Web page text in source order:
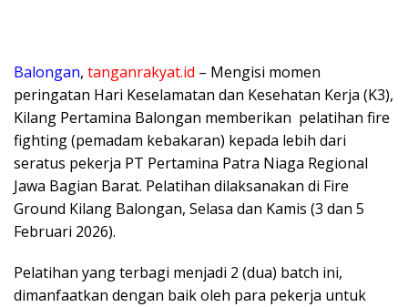
Balongan, tanganrakyat.id – Mengisi momen
peringatan Hari Keselamatan dan Kesehatan Kerja (K3),
Kilang Pertamina Balongan memberikan pelatihan fire
fighting (pemadam kebakaran) kepada lebih dari
seratus pekerja PT Pertamina Patra Niaga Regional
Jawa Bagian Barat. Pelatihan dilaksanakan di Fire
Ground Kilang Balongan, Selasa dan Kamis (3 dan 5
Februari 2026).
Pelatihan yang terbagi menjadi 2 (dua) batch ini,
dimanfaatkan dengan baik oleh para pekerja untuk